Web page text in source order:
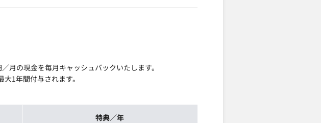
月の現金を毎月キャッシュバックいたします。
1年間付与されます。
特典／年